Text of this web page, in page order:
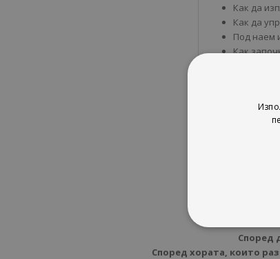
Как да
Как да
Под наем
Как
Според
Според хората, които